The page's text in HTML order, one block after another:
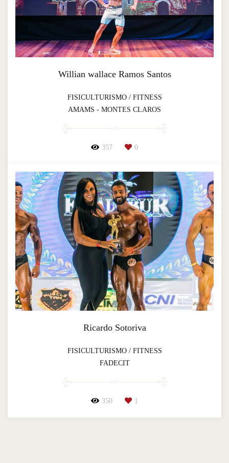
Willian wallace Ramos Santos
FISICULTURISMO / FITNESS
AMAMS - MONTES CLAROS
357 0
Ricardo Sotoriva
FISICULTURISMO / FITNESS
FADECIT
350 1